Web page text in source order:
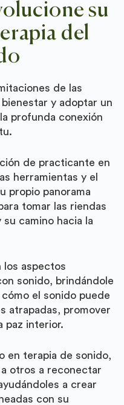
su
del
de las
y adoptar un
profunda conexión
de practicante en
herramientas y el
propio panorama
tomar las riendas
camino hacia la
los aspectos
sonido, brindándole
el sonido puede
atrapadas, promover
paz interior.
en terapia de sonido,
otros a reconectar
a crear
con su